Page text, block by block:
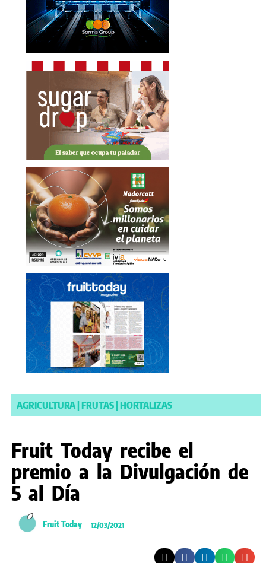
AGRICULTURA|FRUTAS|HORTALIZAS
Fruit Today recibe el
premio a la Divulgación de
5 al Día
Fruit Today 12/03/2021